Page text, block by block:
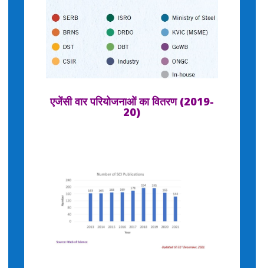
एजेंसी वार परियोजनाओं का वितरण (2019-
20)